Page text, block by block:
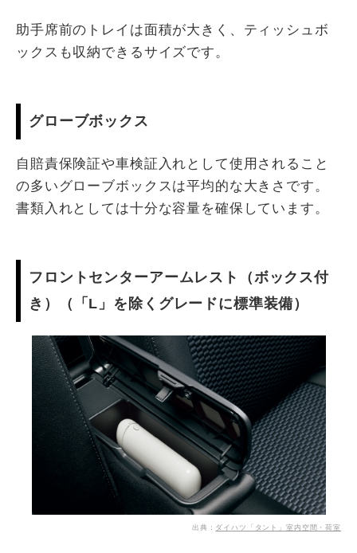
助手席前のトレイは面積が大きく、ティッシュボ
ックスも収納できるサイズです。
グローブボックス
自賠責保険証や車検証入れとして使用されること
の多いグローブボックスは平均的な大きさです。
書類入れとしては十分な容量を確保しています。
フロントセンターアームレスト（ボックス付
き）（「L」を除くグレードに標準装備）
出典： ダイハツ「タント」室内空間・荷室